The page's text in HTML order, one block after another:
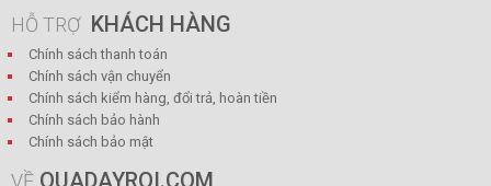
HỖ TRỢ KHÁCH HÀNG
Chính sách thanh toán
Chính sách vận chuyển
Chính sách kiểm hàng, đổi trả, hoàn tiền
Chính sách bảo hành
Chính sách bảo mật
VỀ QUADAYROI.COM